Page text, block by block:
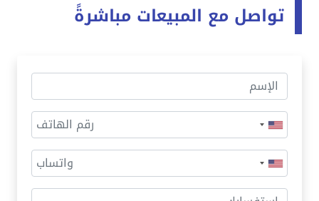
تواصل مع المبيعات مباشرةً